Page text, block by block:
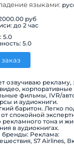
языками:
руб
до 2 час
5.0
5.0
озвучиваю рекламу,
фильмы, IVR/
и аудиокниги.
баритон. Легко
от спокойной
рекламного тона и
в аудиокнигах.
Реклама:
S7 Airlines,